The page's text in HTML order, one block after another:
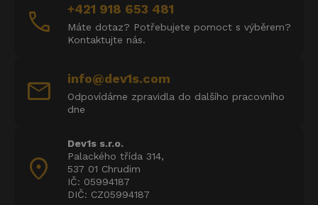
call +421 918 653 481
Máte dotaz? Potřebujete pomoct s výběrem?
Kontaktujte nás.
mail info@dev1s.com
Odpovídáme zpravidla do dalšího pracovního
dne
location_on
Dev1s s.r.o.
Palackého třída 314,
537 01 Chrudim
IČ: 05994187
DIČ: CZ05994187